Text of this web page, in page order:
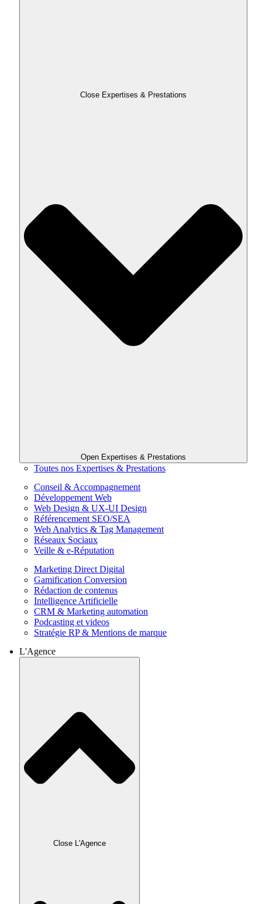
Close Expertises & Prestations
Open Expertises & Prestations
Toutes nos Expertises & Prestations
Conseil & Accompagnement
Développement Web
Web Design & UX-UI Design
Référencement SEO/SEA
Web Analytics & Tag Management
Réseaux Sociaux
Veille & e-Réputation
Marketing Direct Digital
Gamification Conversion
Rédaction de contenus
Intelligence Artificielle
CRM & Marketing automation
Podcasting et videos
Stratégie RP & Mentions de marque
L'Agence
Close L'Agence